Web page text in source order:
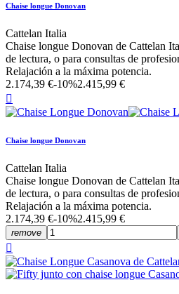
Chaise longue Donovan
Cattelan Italia
Chaise longue Donovan de Cattelan
de lectura, o para consultas de
Relajación a la máxima potencia.
2.174,39 €-10%2.415,99 €

Chaise longue Donovan
Cattelan Italia
Chaise longue Donovan de Cattelan
de lectura, o para consultas de
Relajación a la máxima potencia.
2.174,39 €-10%2.415,99 €
remove
